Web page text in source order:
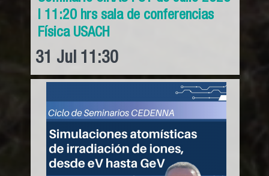
l 11:20 hrs sala de conferencias
Física USACH
31 Jul 11:30